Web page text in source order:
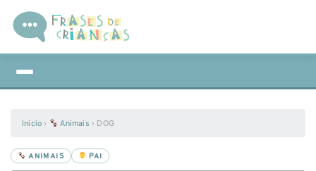
Início › Animais › DOG
ANIMAIS PAI